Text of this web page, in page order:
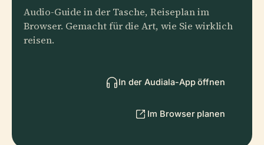
Audio-Guide in der Tasche, Reiseplan im
Browser. Gemacht für die Art, wie Sie wirklich
reisen.
In der Audiala-App öffnen
Im Browser planen